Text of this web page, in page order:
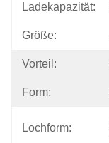
Ladekapazität:
Größe:
Vorteil:
Form:
Lochform: